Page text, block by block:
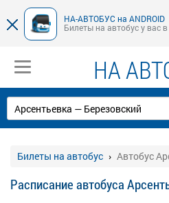
НА-АВТОБУС на ANDROID
Билеты на автобус у вас
НА
Билеты на автобус Автобус
Расписание автобуса